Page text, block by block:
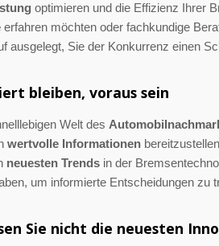
Benz Rotor
optimieren und die Effizienz Ihrer
erfahren möchten oder fachkundige
ausgelegt, Sie der Konkurrenz einen
bleiben, voraus sein
Welt des
wertvolle Informationen
neuesten Trends in der
um informierte Entscheidungen zu
Sie nicht die neuesten